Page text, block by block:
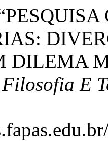
DILEMA
E